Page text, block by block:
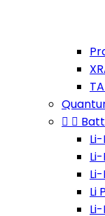
 
Li